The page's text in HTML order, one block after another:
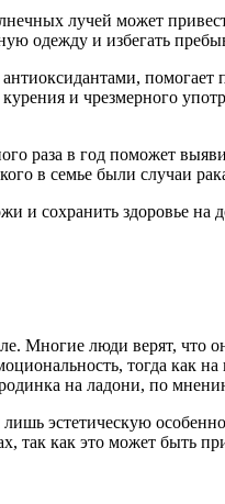
лучей может
одежду и избегать
и чрезмерного
раза в год поможет
в семье были случаи
и сохранить здоровье
люди верят, что
тогда как
на ладони, по
эстетическую
как это может быть